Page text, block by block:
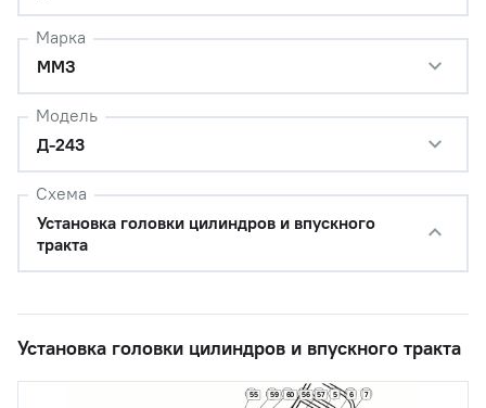
Марка
ММЗ
Модель
Д-243
Схема
Установка головки цилиндров и впускного
тракта
Установка головки цилиндров и впускного тракта
5 6 7
55 56 57
59 60